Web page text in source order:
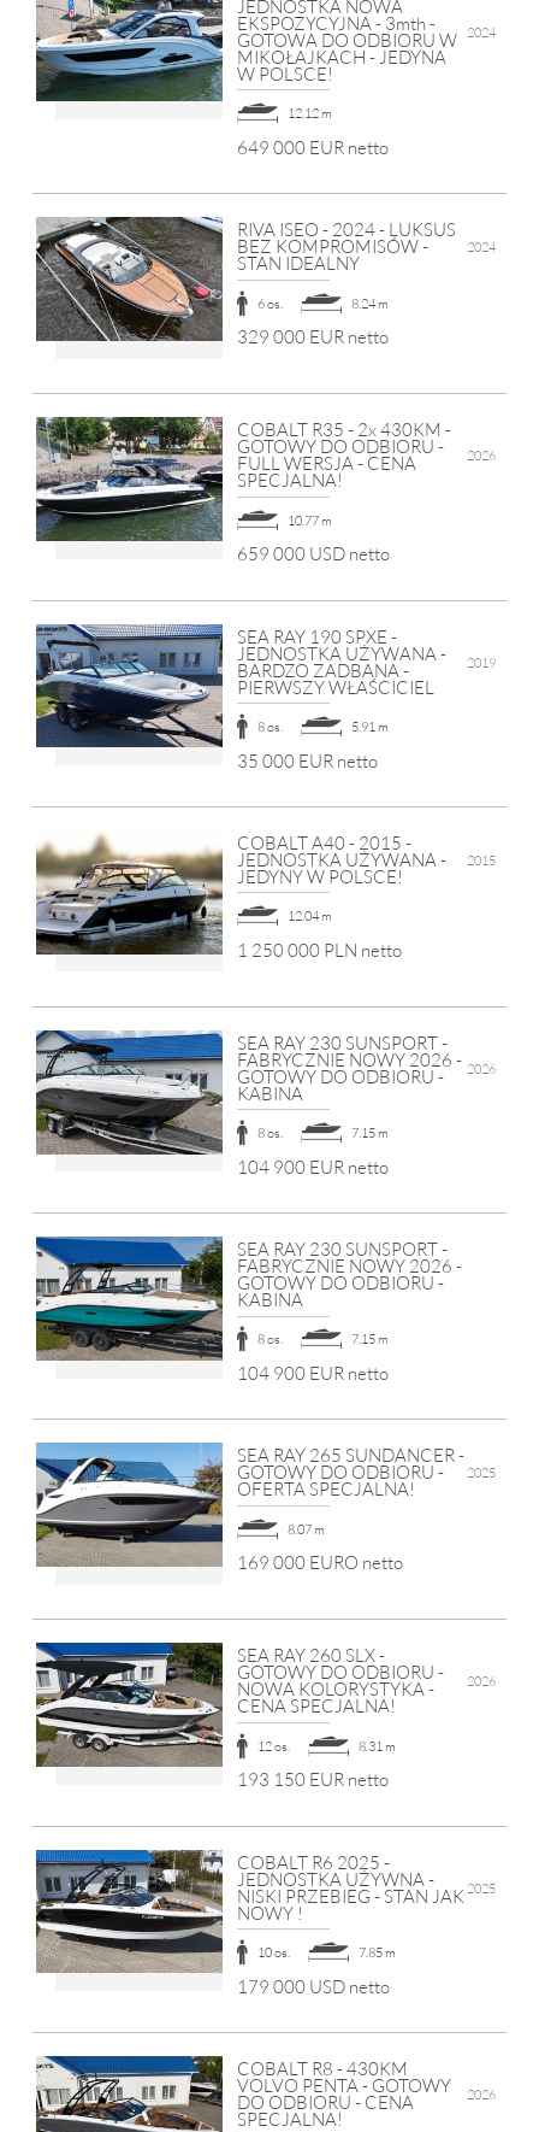
JEDNOSTKA NOWA
EKSPOZYCYJNA - 3mth -
GOTOWA DO ODBIORU W
MIKOŁAJKACH - JEDYNA
W POLSCE!
2024
12.12 m
649 000 EUR netto
RIVA ISEO - 2024 - LUKSUS
BEZ KOMPROMISÓW -
STAN IDEALNY
2024
6 os. 8.24 m
329 000 EUR netto
COBALT R35 - 2x 430KM -
GOTOWY DO ODBIORU -
FULL WERSJA - CENA
SPECJALNA!
2026
10.77 m
659 000 USD netto
SEA RAY 190 SPXE -
JEDNOSTKA UŻYWANA -
BARDZO ZADBANA -
PIERWSZY WŁAŚCICIEL
2019
8 os. 5.91 m
35 000 EUR netto
COBALT A40 - 2015 -
JEDNOSTKA UŻYWANA -
JEDYNY W POLSCE!
2015
12.04 m
1 250 000 PLN netto
SEA RAY 230 SUNSPORT -
FABRYCZNIE NOWY 2026 -
GOTOWY DO ODBIORU -
KABINA
2026
8 os. 7.15 m
104 900 EUR netto
SEA RAY 230 SUNSPORT -
FABRYCZNIE NOWY 2026 -
GOTOWY DO ODBIORU -
KABINA
8 os. 7.15 m
104 900 EUR netto
SEA RAY 265 SUNDANCER -
GOTOWY DO ODBIORU -
OFERTA SPECJALNA!
2025
8.07 m
169 000 EURO netto
SEA RAY 260 SLX -
GOTOWY DO ODBIORU -
NOWA KOLORYSTYKA -
CENA SPECJALNA!
2026
12 os. 8.31 m
193 150 EUR netto
COBALT R6 2025 -
JEDNOSTKA UŻYWNA -
NISKI PRZEBIEG - STAN JAK
NOWY !
2025
10 os. 7.85 m
179 000 USD netto
COBALT R8 - 430KM
VOLVO PENTA - GOTOWY
DO ODBIORU - CENA
SPECJALNA!
2026